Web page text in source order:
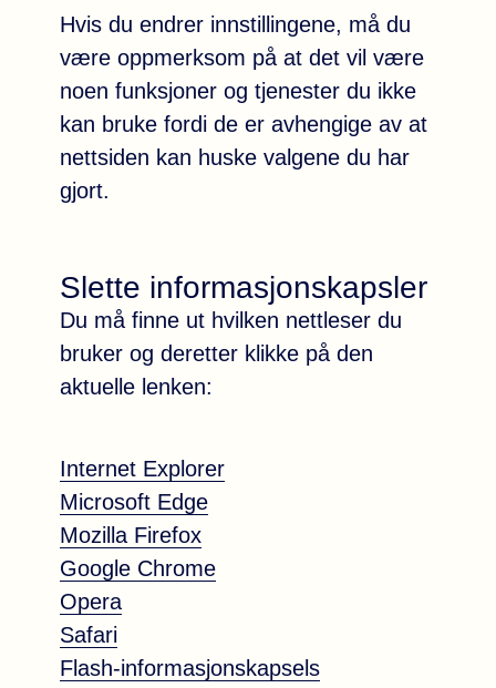
Hvis du endrer innstillingene, må du
være oppmerksom på at det vil være
noen funksjoner og tjenester du ikke
kan bruke fordi de er avhengige av at
nettsiden kan huske valgene du har
gjort.
Slette informasjonskapsler
Du må finne ut hvilken nettleser du
bruker og deretter klikke på den
aktuelle lenken:
Internet Explorer
Microsoft Edge
Mozilla Firefox
Google Chrome
Opera
Safari
Flash-informasjonskapsels